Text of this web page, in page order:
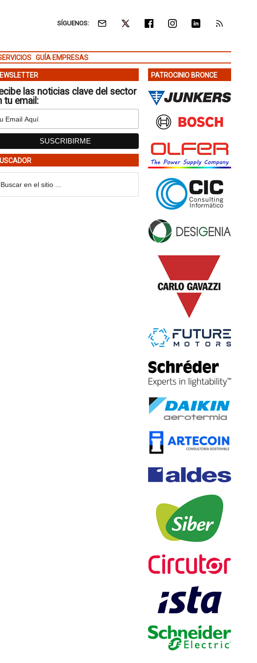
SÍGUENOS:
GUÍA EMPRESAS
las noticias clave del sector
tu email:
PATROCINIO BRONCE